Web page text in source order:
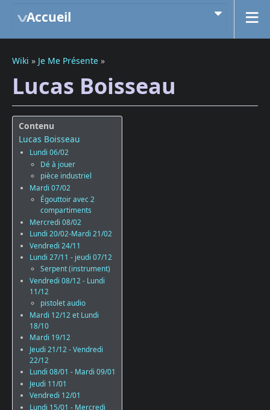
Accueil
Wiki » Je Me Présente »
Lucas Boisseau
Contenu
Lucas Boisseau
Lundi 06/02
Dé à jouer
pièce industriel
Mardi 07/02
Égouttoir avec 2
compartiments
Mercredi 08/02
Lundi 20/02-Mardi 21/02
Vendredi 24/11
Lundi 27/11 - jeudi 07/12
Serpent (instrument)
Vendredi 08/12 - Lundi
11/12
pistolet audio
Mardi 12/12 et Lundi
18/10
Mardi 19/12
Jeudi 21/12 - Vendredi
22/12
Lundi 08/01 - Mardi 09/01
Jeudi 11/01
Vendredi 12/01
Lundi 15/01 - Mercredi